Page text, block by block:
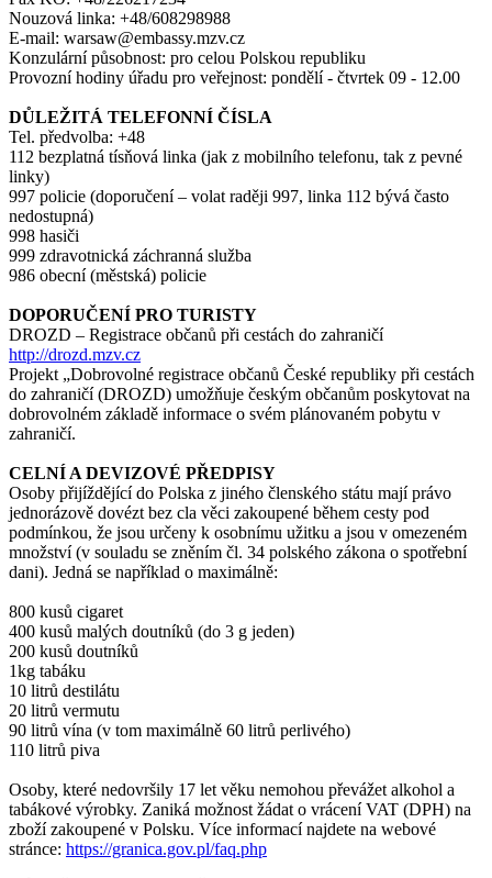
Nouzová linka: +48/608298988
E-mail: warsaw@embassy.mzv.cz
Konzulární působnost: pro celou Polskou republiku
Provozní hodiny úřadu pro veřejnost: pondělí - čtvrtek 09 - 12.00
DŮLEŽITÁ TELEFONNÍ ČÍSLA
Tel. předvolba: +48
112 bezplatná tísňová linka (jak z mobilního telefonu, tak z pevné
linky)
997 policie (doporučení – volat raději 997, linka 112 bývá často
nedostupná)
998 hasiči
999 zdravotnická záchranná služba
986 obecní (městská) policie
DOPORUČENÍ PRO TURISTY
DROZD – Registrace občanů při cestách do zahraničí
http://drozd.mzv.cz
Projekt „Dobrovolné registrace občanů České republiky při cestách
do zahraničí (DROZD) umožňuje českým občanům poskytovat na
dobrovolném základě informace o svém plánovaném pobytu v
zahraničí.
CELNÍ A DEVIZOVÉ PŘEDPISY
Osoby přijíždějící do Polska z jiného členského státu mají právo
jednorázově dovézt bez cla věci zakoupené během cesty pod
podmínkou, že jsou určeny k osobnímu užitku a jsou v omezeném
množství (v souladu se zněním čl. 34 polského zákona o spotřební
dani). Jedná se například o maximálně:
800 kusů cigaret
400 kusů malých doutníků (do 3 g jeden)
200 kusů doutníků
1kg tabáku
10 litrů destilátu
20 litrů vermutu
90 litrů vína (v tom maximálně 60 litrů perlivého)
110 litrů piva
Osoby, které nedovršily 17 let věku nemohou převážet alkohol a
tabákové výrobky. Zaniká možnost žádat o vrácení VAT (DPH) na
zboží zakoupené v Polsku. Více informací najdete na webové
stránce: https://granica.gov.pl/faq.php